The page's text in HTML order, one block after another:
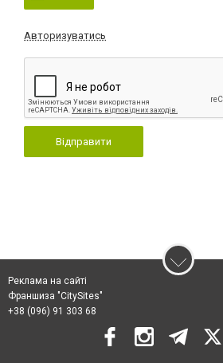
Авторизуватись
Відправити
Реклама на сайті
Франшиза "CitySites"
+38 (096) 91 303 68